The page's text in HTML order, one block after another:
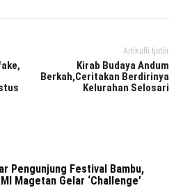
Artikulli tjetër
Kirab Budaya Andum
Berkah,Ceritakan Berdirinya
Kelurahan Selosari
Pengunjung Festival Bambu,
Magetan Gelar ‘Challenge’